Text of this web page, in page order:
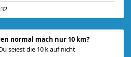
normal mach nur 10 km?
seiest die 10 k auf nicht